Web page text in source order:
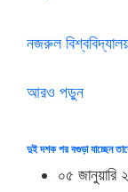
নজরুল
আরও পড়ুন
দুই দশক পর বগুড়া যাচ্ছেন
০৫ জানুয়ারি